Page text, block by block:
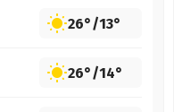
26°/13°
26°/14°